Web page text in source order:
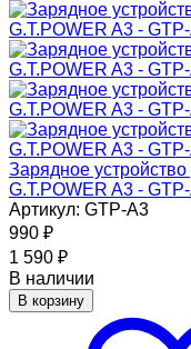
Зарядное
G.T.POWER A3 -
Артикул: GTP-A3
990 ₽
1 590 ₽
В наличии
В корзину